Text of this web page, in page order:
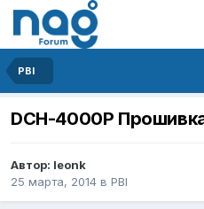
PBI
DCH-4000P
Автор: leonk
25 марта, 2014 в PBI